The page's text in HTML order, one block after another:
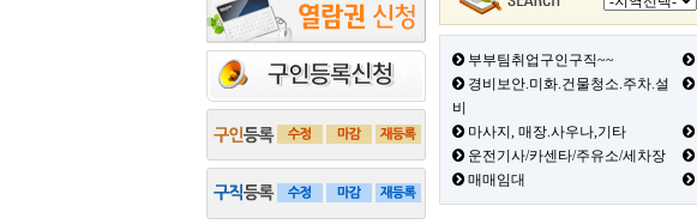
부부팀취업구인구직~~
경비보안.미화.건물청소.주차.설
비
마사지, 매장.사우나,기타
운전기사/카센타/주유소/세차장
매매임대